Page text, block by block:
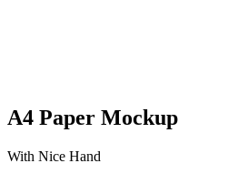
A4 Paper Mockup
With Nice Hand